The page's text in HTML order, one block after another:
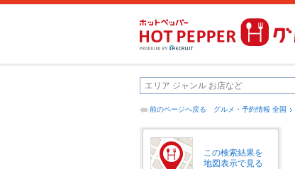
前のページへ戻る グルメ・予約情報 全国
この検索結果を
地図表示で見る